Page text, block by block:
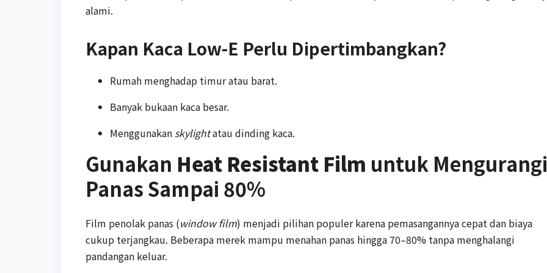
alami.
Kapan Kaca Low-E Perlu Dipertimbangkan?
Rumah menghadap timur atau barat.
Banyak bukaan kaca besar.
Menggunakan skylightatau dinding kaca.
Gunakan Heat Resistant Film untuk Mengurangi
Panas Sampai 80%
Film penolak panas (window film) menjadi pilihan populer karena pemasangannya cepat dan biaya
cukup terjangkau. Beberapa merek mampu menahan panas hingga 70–80% tanpa menghalangi
pandangan keluar.